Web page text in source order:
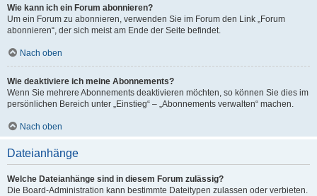
Wie kann ich ein Forum abonnieren?
Um ein Forum zu abonnieren, verwenden Sie im Forum den Link „Forum
abonnieren“, der sich meist am Ende der Seite befindet.
Nach oben
Wie deaktiviere ich meine Abonnements?
Wenn Sie mehrere Abonnements deaktivieren möchten, so können Sie dies im
persönlichen Bereich unter „Einstieg“ – „Abonnements verwalten“ machen.
Nach oben
Dateianhänge
Welche Dateianhänge sind in diesem Forum zulässig?
Die Board-Administration kann bestimmte Dateitypen zulassen oder verbieten.